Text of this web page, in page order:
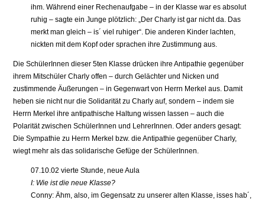
ihm. Während einer Rechenaufgabe – in der Klasse war es absolut
ruhig – sagte ein Junge plötzlich: „Der Charly ist gar nicht da. Das
merkt man gleich – is´ viel ruhiger“. Die anderen Kinder lachten,
nickten mit dem Kopf oder sprachen ihre Zustimmung aus.
Die SchülerInnen dieser 5ten Klasse drücken ihre Antipathie gegenüber
ihrem Mitschüler Charly offen – durch Gelächter und Nicken und
zustimmende Äußerungen – in Gegenwart von Herrn Merkel aus. Damit
heben sie nicht nur die Solidarität zu Charly auf, sondern – indem sie
Herrn Merkel ihre antipathische Haltung wissen lassen – auch die
Polarität zwischen SchülerInnen und LehrerInnen. Oder anders gesagt:
Die Sympathie zu Herrn Merkel bzw. die Antipathie gegenüber Charly,
wiegt mehr als das solidarische Gefüge der SchülerInnen.
07.10.02 vierte Stunde, neue Aula
I: Wie ist die neue Klasse?
Conny: Ähm, also, im Gegensatz zu unserer alten Klasse, isses hab´,